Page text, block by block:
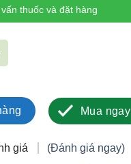
thuốc và đặt hàng
giá (Đánh giá ngay)
Mua ngay